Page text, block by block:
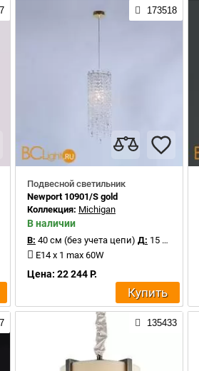
173518
Подвесной светильник
Newport 10901/S gold
Коллекция: Michigan
В наличии
В: 40 см (без учета цепи) Д: 15 см
E14 x 1 max 60W
Цена: 22 244 Р.
Купить
135433